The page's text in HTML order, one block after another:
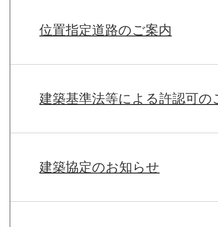
位置指定道路のご案内
建築基準法等による許認可の
建築協定のお知らせ